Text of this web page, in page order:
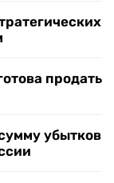
продать
убытков